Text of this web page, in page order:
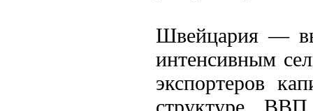
Швейцария —
интенсивным
экспортеров
структуре